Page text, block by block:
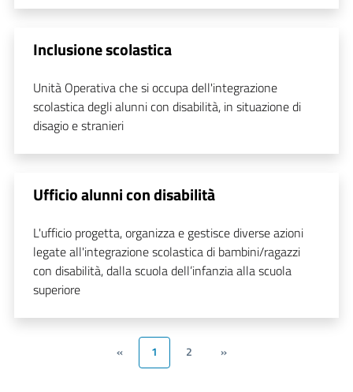
Inclusione scolastica
Unità Operativa che si occupa dell'integrazione
scolastica degli alunni con disabilità, in situazione di
disagio e stranieri
Ufficio alunni con disabilità
L'ufficio progetta, organizza e gestisce diverse azioni
legate all'integrazione scolastica di bambini/ragazzi
con disabilità, dalla scuola dell’infanzia alla scuola
superiore
« 1 2 »